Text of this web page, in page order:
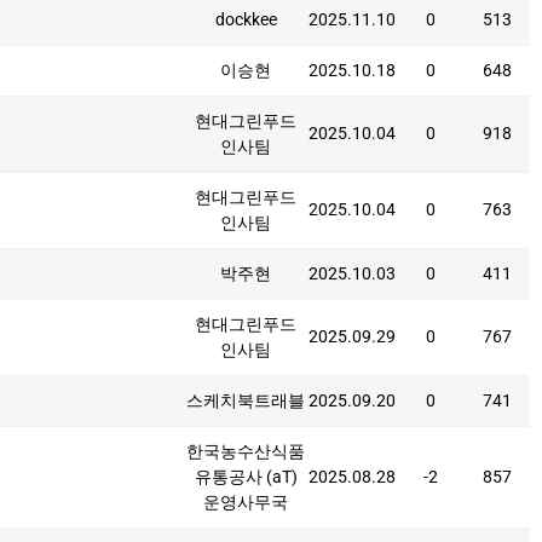
dockkee 2025.11.10 0 513
이승현 2025.10.18 0 648
현대그린푸드
인사팀
2025.10.04 0 918
현대그린푸드
인사팀
2025.10.04 0 763
박주현 2025.10.03 0 411
현대그린푸드
인사팀
2025.09.29 0 767
스케치북트래블 2025.09.20 0 741
한국농수산식품
유통공사 (aT)
운영사무국
2025.08.28 -2 857